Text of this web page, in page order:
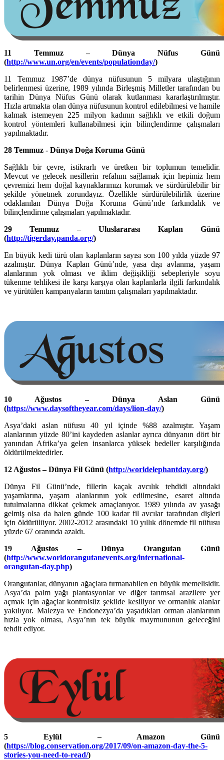
11 Temmuz – Dünya Nüfus Günü
(http://www.un.org/en/events/populationday/)
11 Temmuz 1987’de dünya nüfusunun 5 milyara ulaştığının
belirlenmesi üzerine, 1989 yılında Birleşmiş Milletler tarafından bu
tarihin Dünya Nüfus Günü olarak kutlanması kararlaştırılmıştır.
Hızla artmakta olan dünya nüfusunun kontrol edilebilmesi ve hamile
kalmak istemeyen 225 milyon kadının sağlıklı ve etkili doğum
kontrol yöntemleri kullanabilmesi için bilinçlendirme çalışmaları
yapılmaktadır.
28 Temmuz - Dünya Doğa Koruma Günü
Sağlıklı bir çevre, istikrarlı ve üretken bir toplumun temelidir.
Mevcut ve gelecek nesillerin refahını sağlamak için hepimiz hem
çevremizi hem doğal kaynaklarımızı korumak ve sürdürülebilir bir
şekilde yönetmek zorundayız. Özellikle sürdürülebilirlik üzerine
odaklanılan Dünya Doğa Koruma Günü’nde farkındalık ve
bilinçlendirme çalışmaları yapılmaktadır.
29 Temmuz – Uluslararası Kaplan Günü
(http://tigerday.panda.org/)
En büyük kedi türü olan kaplanların sayısı son 100 yılda yüzde 97
azalmıştır. Dünya Kaplan Günü’nde, yasa dışı avlanma, yaşam
alanlarının yok olması ve iklim değişikliği sebepleriyle soyu
tükenme tehlikesi ile karşı karşıya olan kaplanlarla ilgili farkındalık
ve yürütülen kampanyaların tanıtım çalışmaları yapılmaktadır.
10 Ağustos – Dünya Aslan Günü
(https://www.daysoftheyear.com/days/lion-day/)
Asya’daki aslan nüfusu 40 yıl içinde %88 azalmıştır. Yaşam
alanlarının yüzde 80’ini kaydeden aslanlar ayrıca dünyanın dört bir
yanından Afrika’ya gelen insanlarca yüksek bedeller karşılığında
öldürülmektedirler.
12 Ağustos – Dünya Fil Günü (http://worldelephantday.org/)
Dünya Fil Günü’nde, fillerin kaçak avcılık tehdidi altındaki
yaşamlarına, yaşam alanlarının yok edilmesine, esaret altında
tutulmalarına dikkat çekmek amaçlanıyor. 1989 yılında av yasağı
gelmiş olsa da halen günde 100 kadar fil avcılar tarafından dişleri
için öldürülüyor. 2002-2012 arasındaki 10 yıllık dönemde fil nüfusu
yüzde 67 oranında azaldı.
19 Ağustos – Dünya Orangutan Günü
(http://www.worldorangutanevents.org/international-
orangutan-day.php)
Orangutanlar, dünyanın ağaçlara tırmanabilen en büyük memelisidir.
Asya’da palm yağı plantasyonlar ve diğer tarımsal arazilere yer
açmak için ağaçlar kontrolsüz şekilde kesiliyor ve ormanlık alanlar
yakılıyor. Malezya ve Endonezya’da yaşadıkları orman alanlarının
hızla yok olması, Asya’nın tek büyük maymununun geleceğini
tehdit ediyor.
5 Eylül – Amazon Günü
(https://blog.conservation.org/2017/09/on-amazon-day-the-5-
stories-you-need-to-read/)